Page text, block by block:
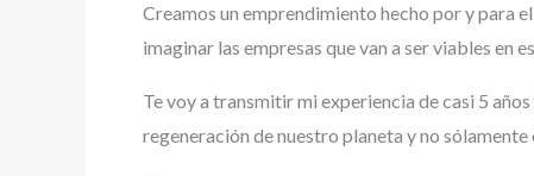
Creamos un emprendimiento hecho por y para
imaginar las empresas que van a ser viables en
Te voy a transmitir mi experiencia de casi 5
regeneración de nuestro planeta y no